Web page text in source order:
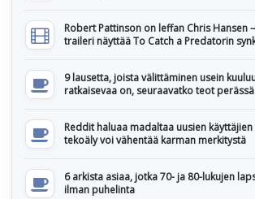
Robert Pattinson on leffan Chris Hansen
traileri näyttää To Catch a Predatorin
9 lausetta, joista välittäminen usein
ratkaisevaa on, seuraavatko teot perässä
Reddit haluaa madaltaa uusien käyttäjien
tekoäly voi vähentää karman merkitystä
6 arkista asiaa, jotka 70- ja 80-lukujen
ilman puhelinta